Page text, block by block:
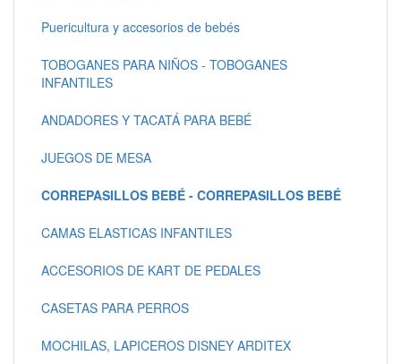
Puericultura y accesorios de bebés
TOBOGANES PARA NIÑOS - TOBOGANES
INFANTILES
ANDADORES Y TACATÁ PARA BEBÉ
JUEGOS DE MESA
CORREPASILLOS BEBÉ - CORREPASILLOS BEBÉ
CAMAS ELASTICAS INFANTILES
ACCESORIOS DE KART DE PEDALES
CASETAS PARA PERROS
MOCHILAS, LAPICEROS DISNEY ARDITEX